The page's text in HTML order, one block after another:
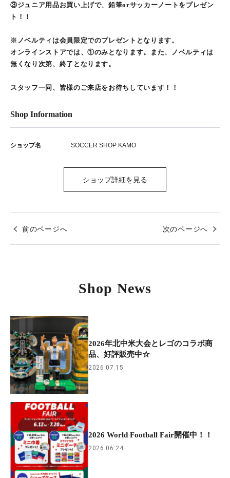
③ジュニア用品お買い上げで、鉛筆orサッカーノートをプレゼン
ト！！
※ノベルティは会員限定でのプレゼントとなります。
オンラインストアでは、①のみとなります。また、ノベルティは
無くなり次第、終了となります。
スタッフ一同、皆様のご来店をお待ちしています！！
Shop Information
ショップ名 SOCCER SHOP KAMO
ショップ詳細を見る
前のページへ 次のページへ
Shop News
2026年北中米大会とレゴのコラボ商
品、好評販売中☆
2026.07.15
2026 World Football Fair開催中！！
2026.06.24